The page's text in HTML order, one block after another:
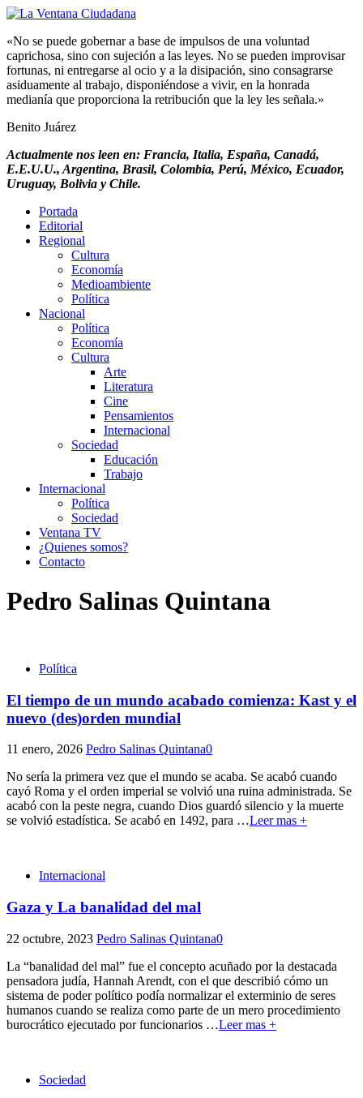
«No se puede gobernar a base de impulsos de una voluntad
caprichosa, sino con sujeción a las leyes. No se pueden improvisar
fortunas, ni entregarse al ocio y a la disipación, sino consagrarse
asiduamente al trabajo, disponiéndose a vivir, en la honrada
medianía que proporciona la retribución que la ley les señala.»
Benito Juárez
Actualmente nos leen en: Francia, Italia, España, Canadá,
E.E.U.U., Argentina, Brasil, Colombia, Perú, México, Ecuador,
Uruguay, Bolivia y Chile.
Portada
Editorial
Regional
Cultura
Economía
Medioambiente
Política
Nacional
Política
Economía
Cultura
Arte
Literatura
Cine
Pensamientos
Internacional
Sociedad
Educación
Trabajo
Internacional
Política
Sociedad
Ventana TV
¿Quienes somos?
Contacto
Pedro Salinas Quintana
Política
El tiempo de un mundo acabado comienza: Kast y el
nuevo (des)orden mundial
11 enero, 2026 Pedro Salinas Quintana0
No sería la primera vez que el mundo se acaba. Se acabó cuando
cayó Roma y el orden imperial se volvió una ruina administrada. Se
acabó con la peste negra, cuando Dios guardó silencio y la muerte
se volvió estadística. Se acabó en 1492, para …Leer mas +
Internacional
Gaza y La banalidad del mal
22 octubre, 2023 Pedro Salinas Quintana0
La “banalidad del mal” fue el concepto acuñado por la destacada
pensadora judía, Hannah Arendt, con el que describió cómo un
sistema de poder político podía normalizar el exterminio de seres
humanos cuando se realiza como parte de un mero procedimiento
burocrático ejecutado por funcionarios …Leer mas +
Sociedad